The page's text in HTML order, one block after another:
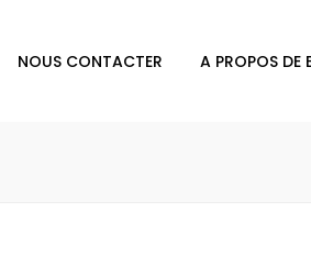
NOUS CONTACTER A PROPOS DE